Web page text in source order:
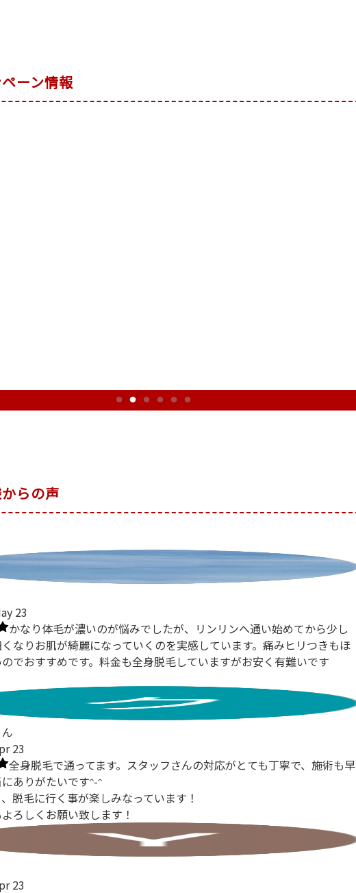
ーン情報
らの声
23
かなり体毛が濃いのが悩みでしたが、リンリンへ通い始めてから少し
なりお肌が綺麗になっていくのを実感しています。痛みヒリつきもほ
でおすすめです。料金も全身脱毛していますがお安く有難いです
23
全身脱毛で通ってます。スタッフさんの対応がとても丁寧で、施術も早
ありがたいですᵔ-ᵔ
脱毛に行く事が楽しみなっています！
ろしくお願い致します！
23